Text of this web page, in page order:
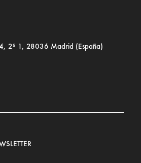
2º 1, 28036 Madrid (España)